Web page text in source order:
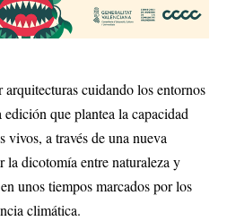
arquitecturas cuidando los entornos
edición que plantea la capacidad
vivos, a través de una nueva
la dicotomía entre naturaleza y
unos tiempos marcados por los
climática.